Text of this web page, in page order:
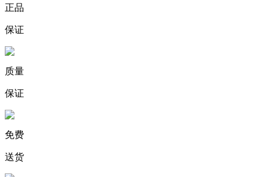
正品
保证
质量
保证
免费
送货